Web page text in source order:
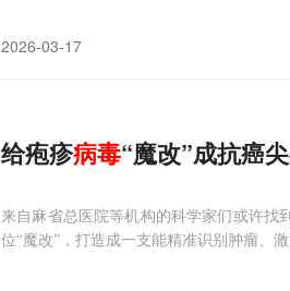
2026-03-17
给疱疹病毒“魔改”成抗癌
来自麻省总医院等机构的科学家们或许找
位“魔改”，打造成一支能精准识别肿瘤、